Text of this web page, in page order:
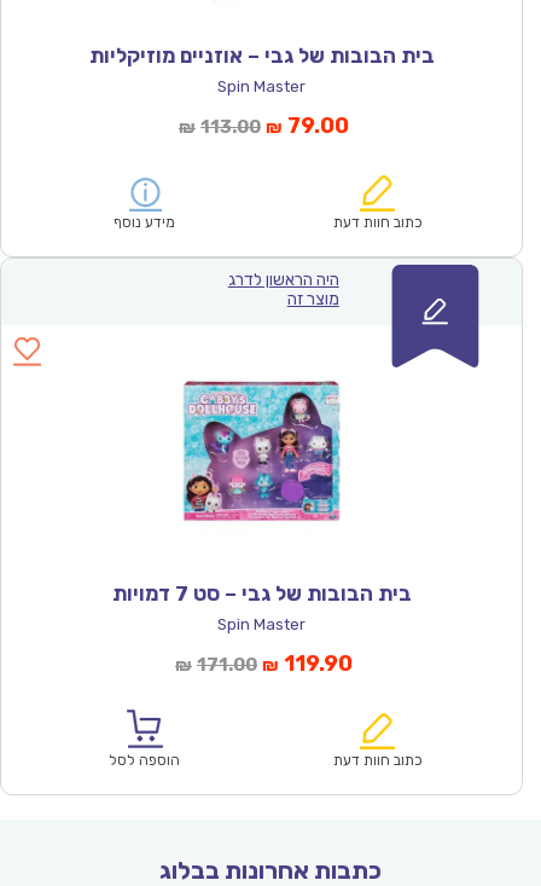
בית הבובות של גבי – אוזניים מוזיקליות
Spin Master
₪ 113.00המחיר
₪113.00.
₪ 79.00המחיר
הוא:
כתוב חוות דעת מידע נוסף
היה הראשון לדרג
מוצר זה
בית הבובות של גבי – סט 7 דמויות
Spin Master
₪ 171.00המחיר
₪171.00.
₪ 119.90המחיר
הוא:
כתוב חוות דעת הוספה לסל
כתבות אחרונות בבלוג